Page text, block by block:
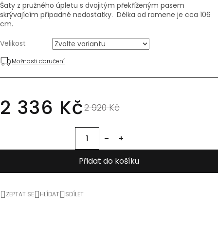
2 920 Kč
2 336 Kč
Velikost
Možnosti doručení
Přidat do košíku
Šaty z pružného úpletu s dvojitým překříženým pasem
skrývajícím případné nedostatky. Délka od ramene je cca 106
cm.
ZEPTAT SE HLÍDAT SDÍLET